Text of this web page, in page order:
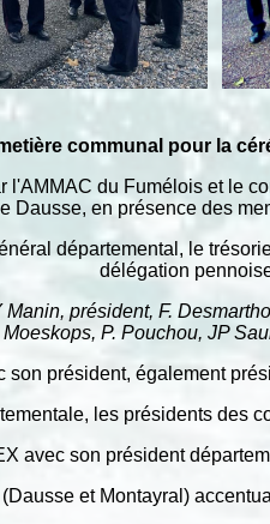
communal pour la
l'AMMAC du Fumélois et le
Dausse, en présence des
départemental, le
délégation
Manin, président, F.
Moeskops, P. Pouchou, JP
président, également
les présidents des
avec son président
et Montayral)